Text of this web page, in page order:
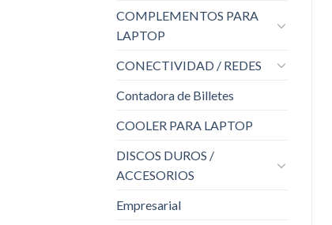
COMPLEMENTOS PARA
LAPTOP
CONECTIVIDAD / REDES
Contadora de Billetes
COOLER PARA LAPTOP
DISCOS DUROS /
ACCESORIOS
Empresarial